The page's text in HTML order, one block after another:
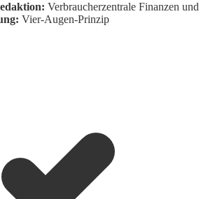
Verbraucherzentrale Finanzen und
Vier-Augen-Prinzip